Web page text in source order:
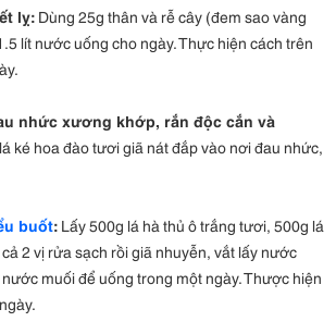
lỵ: Dùng 25g thân và rễ cây (đem sao vàng
lít nước uống cho ngày. Thực hiện cách trên
nhức xương khớp, rắn độc cắn và
ké hoa đào tươi giã nát đắp vào nơi đau nhức,
buốt: Lấy 500g lá hà thủ ô trắng tươi, 500g lá
2 vị rửa sạch rồi giã nhuyễn, vắt lấy nước
muối để uống trong một ngày. Thược hiện